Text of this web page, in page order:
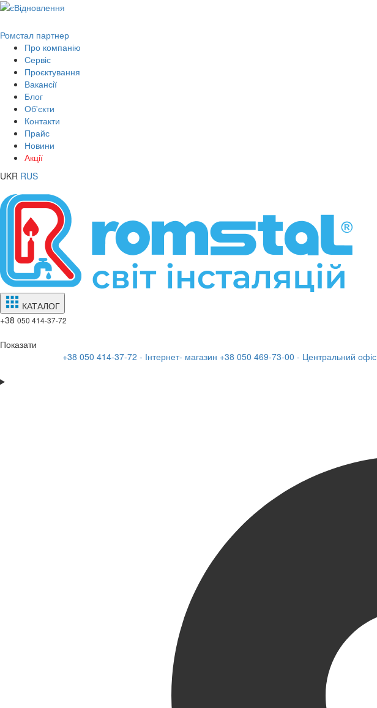
Ромстал партнер
Про компанію
Сервіс
Проєктування
Вакансії
Блог
Об'єкти
Контакти
Прайс
Новини
Акції
UKR RUS
КАТАЛОГ
+38 050 414-37-72
Показати
+38 050 414-37-72 - Інтернет- магазин +38 050 469-73-00 - Центральний офіс